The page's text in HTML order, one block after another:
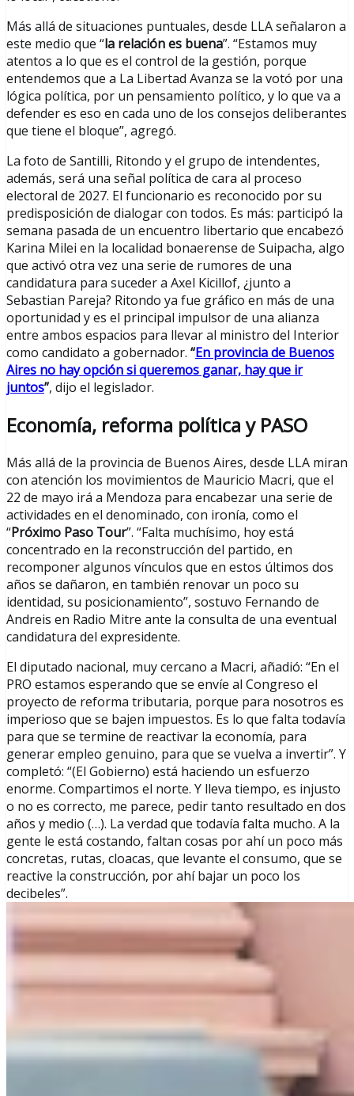
Más allá de situaciones puntuales, desde LLA señalaron a
este medio que “la relación es buena”. “Estamos muy
atentos a lo que es el control de la gestión, porque
entendemos que a La Libertad Avanza se la votó por una
lógica política, por un pensamiento político, y lo que va a
defender es eso en cada uno de los consejos deliberantes
que tiene el bloque”, agregó.
La foto de Santilli, Ritondo y el grupo de intendentes,
además, será una señal política de cara al proceso
electoral de 2027. El funcionario es reconocido por su
predisposición de dialogar con todos. Es más: participó la
semana pasada de un encuentro libertario que encabezó
Karina Milei en la localidad bonaerense de Suipacha, algo
que activó otra vez una serie de rumores de una
candidatura para suceder a Axel Kicillof, ¿junto a
Sebastian Pareja? Ritondo ya fue gráfico en más de una
oportunidad y es el principal impulsor de una alianza
entre ambos espacios para llevar al ministro del Interior
como candidato a gobernador. “En provincia de Buenos
Aires no hay opción si queremos ganar, hay que ir
juntos”, dijo el legislador.
Economía, reforma política y PASO
Más allá de la provincia de Buenos Aires, desde LLA miran
con atención los movimientos de Mauricio Macri, que el
22 de mayo irá a Mendoza para encabezar una serie de
actividades en el denominado, con ironía, como el
“Próximo Paso Tour”. “Falta muchísimo, hoy está
concentrado en la reconstrucción del partido, en
recomponer algunos vínculos que en estos últimos dos
años se dañaron, en también renovar un poco su
identidad, su posicionamiento”, sostuvo Fernando de
Andreis en Radio Mitre ante la consulta de una eventual
candidatura del expresidente.
El diputado nacional, muy cercano a Macri, añadió: “En el
PRO estamos esperando que se envíe al Congreso el
proyecto de reforma tributaria, porque para nosotros es
imperioso que se bajen impuestos. Es lo que falta todavía
para que se termine de reactivar la economía, para
generar empleo genuino, para que se vuelva a invertir”. Y
completó: “(El Gobierno) está haciendo un esfuerzo
enorme. Compartimos el norte. Y lleva tiempo, es injusto
o no es correcto, me parece, pedir tanto resultado en dos
años y medio (…). La verdad que todavía falta mucho. A la
gente le está costando, faltan cosas por ahí un poco más
concretas, rutas, cloacas, que levante el consumo, que se
reactive la construcción, por ahí bajar un poco los
decibeles”.